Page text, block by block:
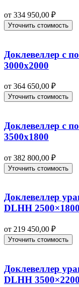
от 334 950,00 ₽
Уточнить стоимость
Доклевеллер с
3000х2000
от 364 650,00 ₽
Уточнить стоимость
Доклевеллер с
3500х1800
от 382 800,00 ₽
Уточнить стоимость
Доклевеллер
DLHH 2500×1800
от 219 450,00 ₽
Уточнить стоимость
Доклевеллер
DLHH 3500×2200